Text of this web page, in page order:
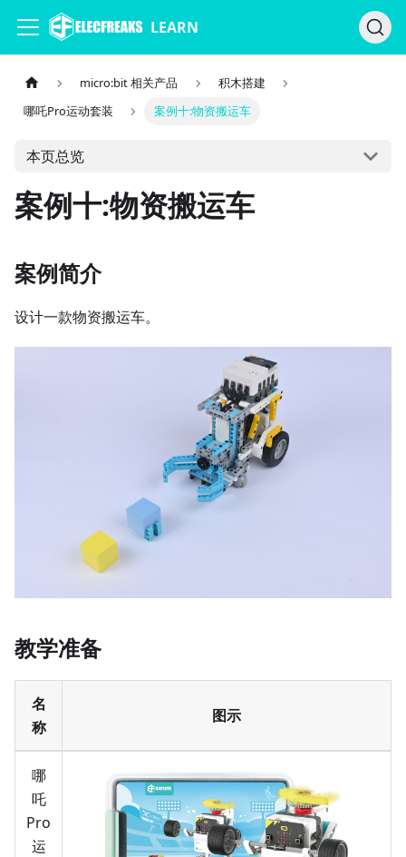
LEARN
micro:bit 相关产品
积木搭建
哪吒Pro运动套装
案例十:物资搬运车
本页总览
案例十:物资搬运车
案例简介
设计一款物资搬运车。
教学准备
名
称
图示
哪
吒
Pro
运